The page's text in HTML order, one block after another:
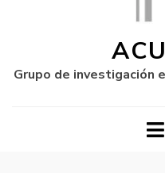
Grupo de investigación